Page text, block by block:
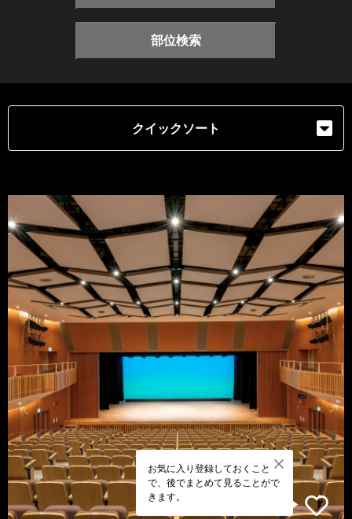
部位検索
クイックソート
お気に入り登録しておくこと
で、後でまとめて見ることがで
きます。